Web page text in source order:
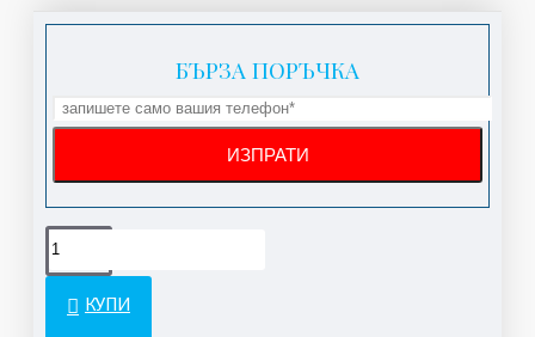
БЪРЗА ПОРЪЧКА
КУПИ